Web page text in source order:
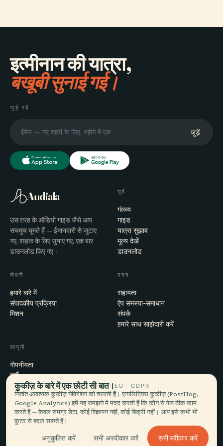
इत्मीनान की यात्रा,
बखूबी सुनाई गई।
जुड़े रहें
जुड़ें
Audiala
उस तरह के ऑडियो गाइड जैसे आप
सचमुच घूमते हैं — ईमानदारी से जुटाए
गए, सड़क के लिए सुनाए गए, एक बार
डाउनलोड किए गए।
घूमें
गंतव्य
गाइड
यात्रा सुझाव
मूल्य देखें
डाउनलोड
कंपनी
हमारे बारे में
संपादकीय प्रक्रिया
मिशन
मदद
सहायता
ऐप समस्या-समाधान
संपर्क
हमारे साथ साझेदारी करें
कानूनी
गोपनीयता
शर्तें
कुकी सेटिंग्स
खाता हटाएँ
© 2026 Audiala · मोर्ज, स्विट्ज़रलैंड में बना, सफ़र पर और बादलों में
कुकीज़ के बारे में एक छोटी सी बात। EU · GDPR
नितांत आवश्यक कुकीज़ नेविगेशन को चलाती हैं। एनालिटिक्स कुकीज़ (PostHog,
Google Analytics) हमें यह समझने में मदद करती हैं कि कौन से पेज ठीक काम
करते हैं — केवल समग्र डेटा, कोई विज्ञापन नहीं, कोई बिक्री नहीं। आप इसे कभी भी
फ़ुटर से बदल सकते हैं।
अनुकूलित करें सभी अस्वीकार करें सभी स्वीकार करें